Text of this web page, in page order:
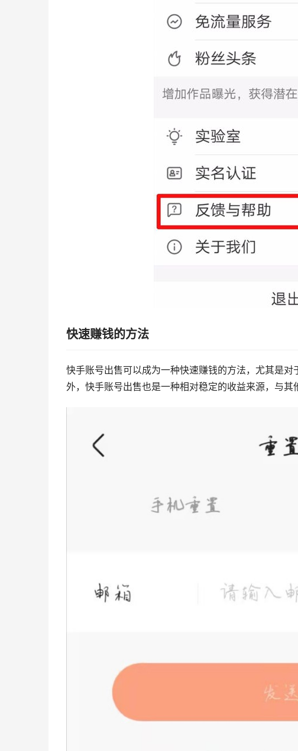
快速赚钱的方法
快手账号出售可以成为一种快速赚钱的方法，尤其是
外，快手账号出售也是一种相对稳定的收益来源，与其